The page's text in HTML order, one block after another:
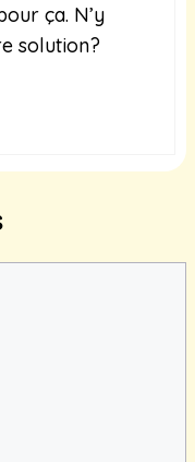
ça. N’y
solution?